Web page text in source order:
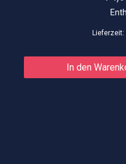
Lieferzeit:
In den